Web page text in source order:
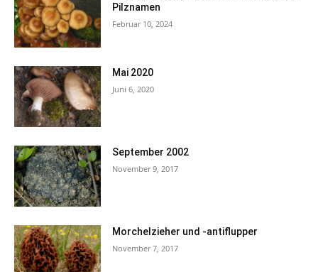
Pilznamen
Februar 10, 2024
Mai 2020
Juni 6, 2020
September 2002
November 9, 2017
Morchelzieher und -antiflupper
November 7, 2017